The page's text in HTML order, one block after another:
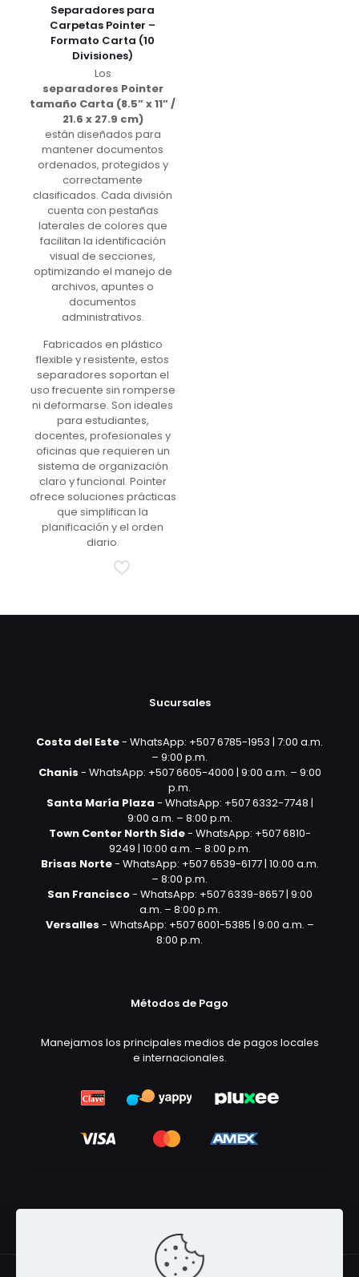
Separadores para
Carpetas Pointer –
Formato Carta (10
Divisiones)
Los
separadores Pointer
tamaño Carta (8.5” x 11” /
21.6 x 27.9 cm)
están diseñados para
mantener documentos
ordenados, protegidos y
correctamente
clasificados. Cada división
cuenta con pestañas
laterales de colores que
facilitan la identificación
visual de secciones,
optimizando el manejo de
archivos, apuntes o
documentos
administrativos.
Fabricados en plástico
flexible y resistente, estos
separadores soportan el
uso frecuente sin romperse
ni deformarse. Son ideales
para estudiantes,
docentes, profesionales y
oficinas que requieren un
sistema de organización
claro y funcional. Pointer
ofrece soluciones prácticas
que simplifican la
planificación y el orden
diario.
Sucursales
Costa del Este- WhatsApp: +507 6785-1953 | 7:00 a.m.
– 9:00 p.m.
Chanis - WhatsApp: +507 6605-4000 | 9:00 a.m. – 9:00
p.m.
Santa María Plaza - WhatsApp: +507 6332-7748 |
9:00 a.m. – 8:00 p.m.
Town Center North Side- WhatsApp: +507 6810-
9249 | 10:00 a.m. – 8:00 p.m.
Brisas Norte- WhatsApp: +507 6539-6177 | 10:00 a.m.
– 8:00 p.m.
San Francisco- WhatsApp: +507 6339-8657 | 9:00
a.m. – 8:00 p.m.
Versalles - WhatsApp: +507 6001-5385 | 9:00 a.m. –
8:00 p.m.
Métodos de Pago
Manejamos los principales medios de pagos locales
e internacionales.